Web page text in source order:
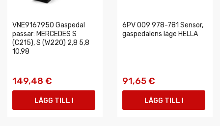
VNE9167950 Gaspedal
passar: MERCEDES S
(C215), S (W220) 2,8 5,8
10,98
149,48 €
LÄGG TILL I
6PV 009 978-781 Sensor,
gaspedalens läge HELLA
91,65 €
LÄGG TILL I